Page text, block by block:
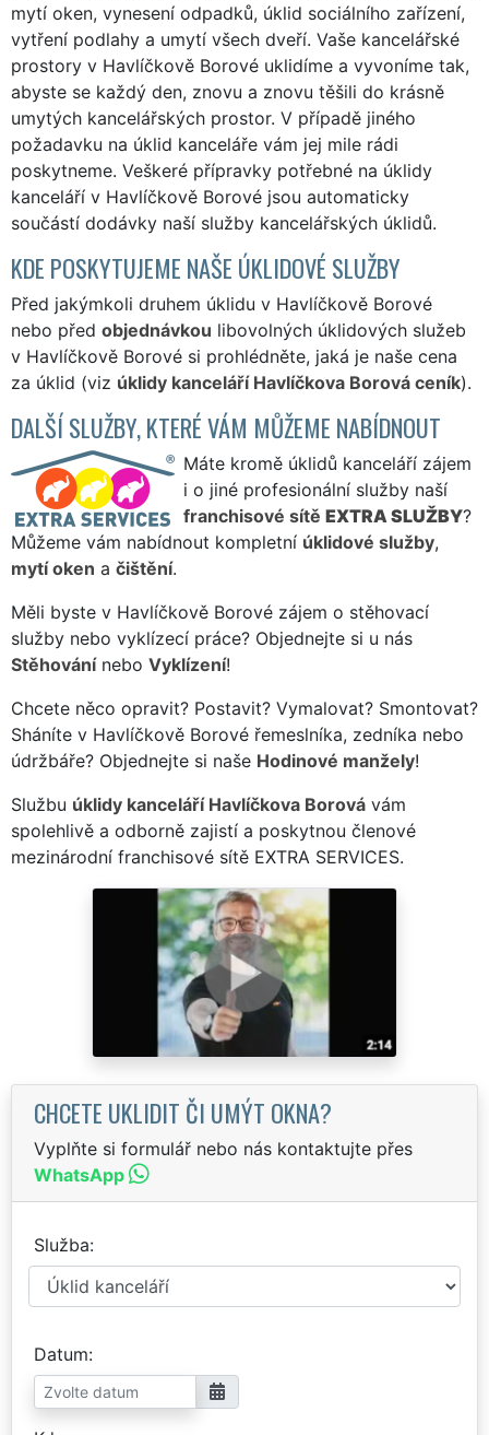
mytí oken, vynesení odpadků, úklid sociálního zařízení,
vytření podlahy a umytí všech dveří. Vaše kancelářské
prostory v Havlíčkově Borové uklidíme a vyvoníme tak,
abyste se každý den, znovu a znovu těšili do krásně
umytých kancelářských prostor. V případě jiného
požadavku na úklid kanceláře vám jej mile rádi
poskytneme. Veškeré přípravky potřebné na úklidy
kanceláří v Havlíčkově Borové jsou automaticky
součástí dodávky naší služby kancelářských úklidů.
KDE POSKYTUJEME NAŠE ÚKLIDOVÉ SLUŽBY
Před jakýmkoli druhem úklidu v Havlíčkově Borové
nebo před objednávkou libovolných úklidových služeb
v Havlíčkově Borové si prohlédněte, jaká je naše cena
za úklid (viz úklidy kanceláří Havlíčkova Borová ceník).
DALŠÍ SLUŽBY, KTERÉ VÁM MŮŽEME NABÍDNOUT
Máte kromě úklidů kanceláří zájem
i o jiné profesionální služby naší
franchisové sítě EXTRA SLUŽBY?
Můžeme vám nabídnout kompletní úklidové služby,
mytí oken a čištění.
Měli byste v Havlíčkově Borové zájem o stěhovací
služby nebo vyklízecí práce? Objednejte si u nás
Stěhovánínebo Vyklízení!
Chcete něco opravit? Postavit? Vymalovat? Smontovat?
Sháníte v Havlíčkově Borové řemeslníka, zedníka nebo
údržbáře? Objednejte si naše Hodinové manžely!
Službu úklidy kanceláří Havlíčkova Borová vám
spolehlivě a odborně zajistí a poskytnou členové
mezinárodní franchisové sítě EXTRA SERVICES.
CHCETE UKLIDIT ČI UMÝT OKNA?
Vyplňte si formulář nebo nás kontaktujte přes
WhatsApp
Služba
Datum